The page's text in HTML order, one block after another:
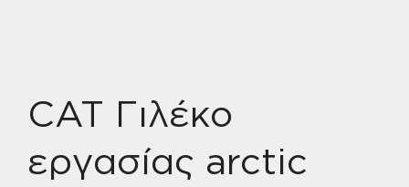
CAT Γιλέκο
εργασίας arctic